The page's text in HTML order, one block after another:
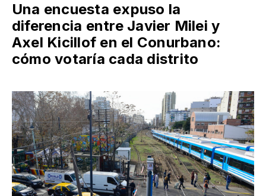
Una encuesta expuso la
diferencia entre Javier Milei y
Axel Kicillof en el Conurbano:
cómo votaría cada distrito